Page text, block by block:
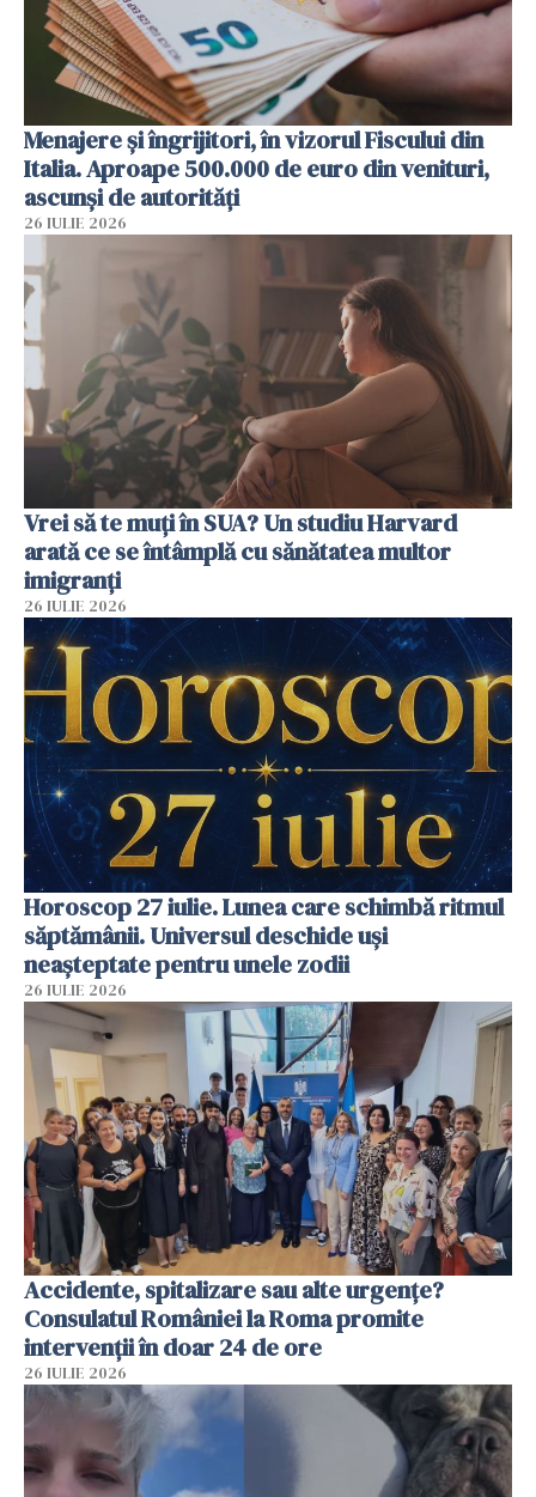
Menajere și îngrijitori, în vizorul Fiscului din
Italia. Aproape 500.000 de euro din venituri,
ascunși de autorități
26 IULIE 2026
Vrei să te muți în SUA? Un studiu Harvard
arată ce se întâmplă cu sănătatea multor
imigranți
26 IULIE 2026
Horoscop 27 iulie. Lunea care schimbă ritmul
săptămânii. Universul deschide uși
neașteptate pentru unele zodii
26 IULIE 2026
Accidente, spitalizare sau alte urgențe?
Consulatul României la Roma promite
intervenții în doar 24 de ore
26 IULIE 2026